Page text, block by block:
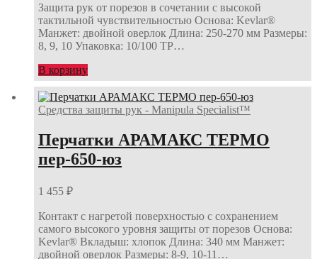
Защита рук от порезов в сочетании с высокой
тактильной чувствительностью Основа: Kevlar®
Манжет: двойной оверлок Длина: 250-270 мм Размеры:
8, 9, 10 Упаковка: 10/100 ТР…
В корзину
Средства защиты рук - Manipula Specialist™
Перчатки АРАМАКС ТЕРМО
пер-650-юз
1 455 ₽
Контакт с нагретой поверхностью с сохранением
самого высокого уровня защиты от порезов Основа:
Kevlar® Вкладыш: хлопок Длина: 340 мм Манжет:
двойной оверлок Размеры: 8-9, 10-11…